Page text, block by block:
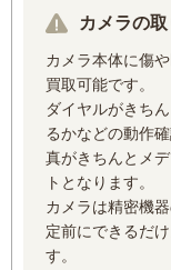
カメラの
カメラ本体に傷
買取可能です。
ダイヤルがきち
るかなどの動作
真がきちんとメ
トとなります。
カメラは精密機
定前にできるだ
す。